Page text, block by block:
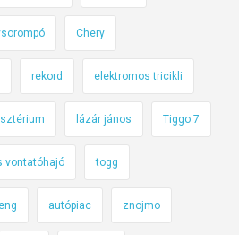
Chery
rekord elektromos tricikli
lázár jános Tiggo 7
vontatóhajó togg
autópiac znojmo